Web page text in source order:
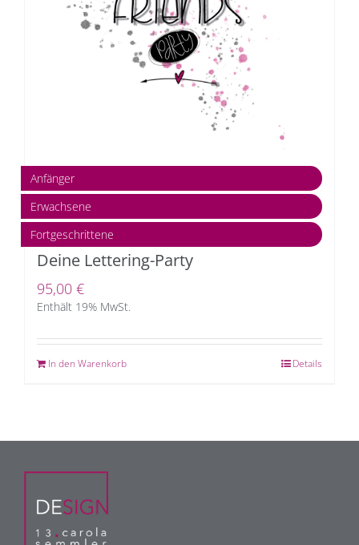
Anfänger
Erwachsene
Fortgeschrittene
Deine Lettering-Party
95,00 €
Enthält 19% MwSt.
In den Warenkorb Details